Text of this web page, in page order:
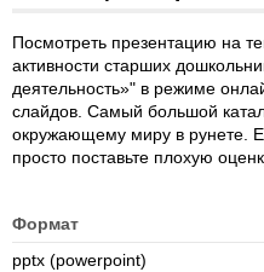
Посмотреть презентацию на
активности старших
деятельность»" в режиме
слайдов. Самый большой
окружающему миру в рунете.
просто поставьте плохую
Формат
pptx (powerpoint)